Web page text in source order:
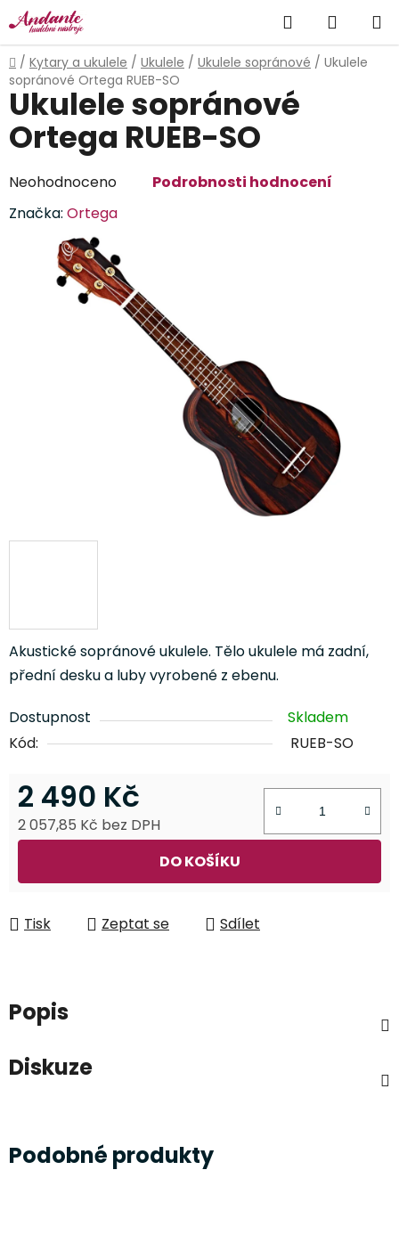
Přejít
na
obsah
Hledat
KOŠÍK
Domů
/ Kytary a ukulele / Ukulele / Ukulele sopránové / Ukulele
sopránové Ortega RUEB-SO
Akustické sopránové ukulele. Tělo ukulele má zadní,
přední desku a luby vyrobené z ebenu.
Dostupnost
Skladem
Kód:
RUEB-SO
2 490 Kč
2 057,85 Kč bez DPH
DO KOŠÍKU
Tisk Zeptat se Sdílet
Ukulele sopránové
Ortega RUEB-SO
Průměrné
produktu
Neohodnoceno
Podrobnosti hodnocení
Značka: Ortega
Popis
Diskuze
Podobné produkty